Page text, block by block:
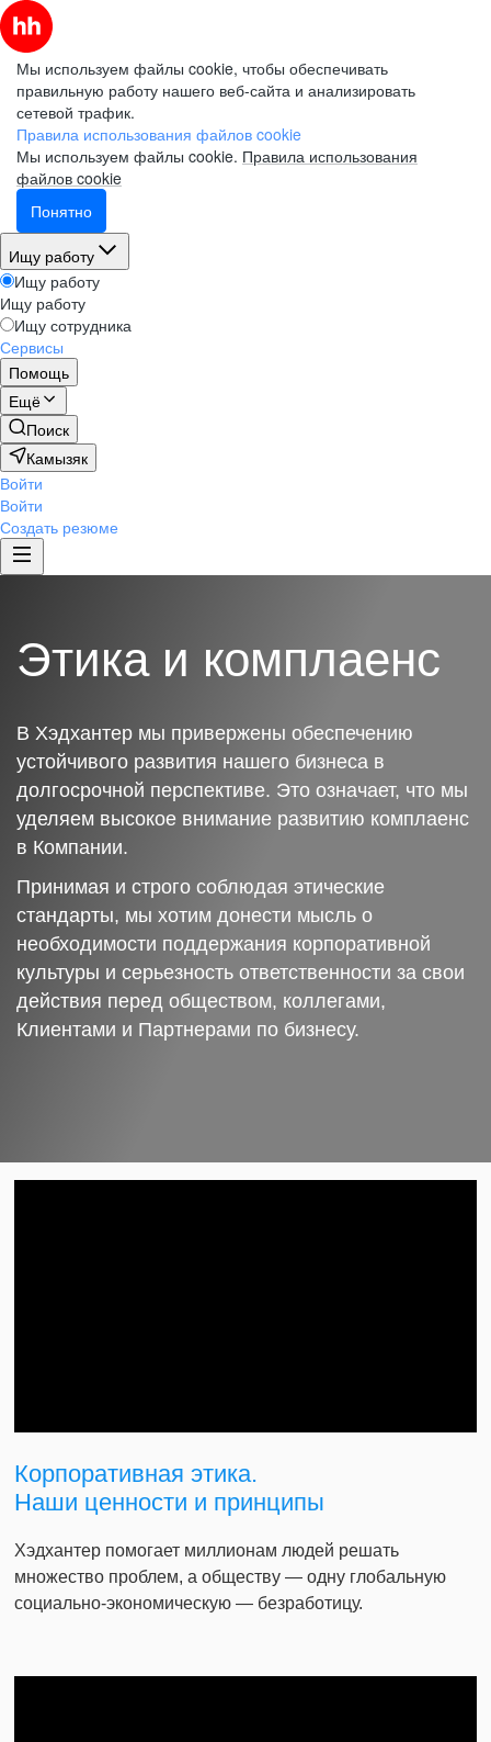
Мы используем файлы cookie, чтобы обеспечивать
правильную работу нашего веб-сайта и анализировать
сетевой трафик.
Правила использования файлов cookie
Мы используем файлы cookie. Правила использования
файлов cookie
Понятно
Ищу работу
Ищу работу
Ищу работу
Ищу сотрудника
Сервисы
Помощь
Ещё
Поиск
Камызяк
Войти
Войти
Создать резюме
Этика и комплаенс
В Хэдхантер мы привержены обеспечению
устойчивого развития нашего бизнеса в
долгосрочной перспективе. Это означает, что мы
уделяем высокое внимание развитию комплаенс
в Компании.
Принимая и строго соблюдая этические
стандарты, мы хотим донести мысль о
необходимости поддержания корпоративной
культуры и серьезность ответственности за свои
действия перед обществом, коллегами,
Клиентами и Партнерами по бизнесу.
Корпоративная этика.
Наши ценности и принципы
Хэдхантер помогает миллионам людей решать
множество проблем, а обществу — одну глобальную
социально-экономическую — безработицу.